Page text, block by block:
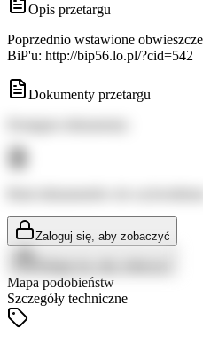
Opis przetargu
Poprzednio wstawione
BiP'u: http://bip56.lo.pl/?cid=542
Dokumenty przetargu
Zaloguj się, aby zobaczyć
Mapa podobieństw
Szczegóły techniczne